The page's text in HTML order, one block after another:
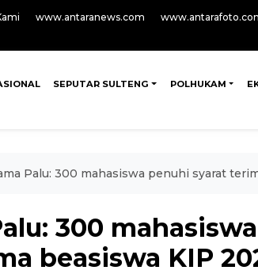
www.antaranews.com
SEPUTAR SULTENG POLHUKAM
Palu: 300 mahasiswa penuhi syarat
300 mahasiswa
beasiswa KIP